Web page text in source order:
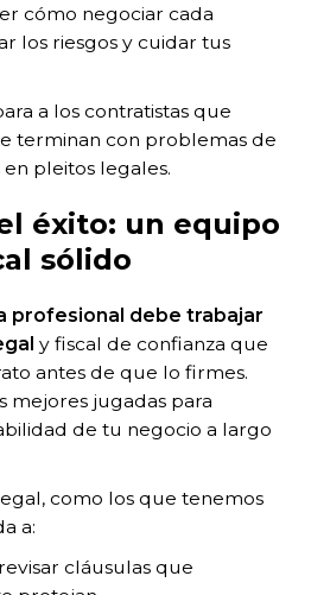
cómo negociar cada
los riesgos y cuidar tus
a los contratistas que
terminan con problemas de
pleitos legales.
éxito: un equipo
sólido
profesional debe trabajar
y fiscal de confianza que
antes de que lo firmes.
mejores jugadas para
de tu negocio a largo
como los que tenemos
a:
cláusulas que